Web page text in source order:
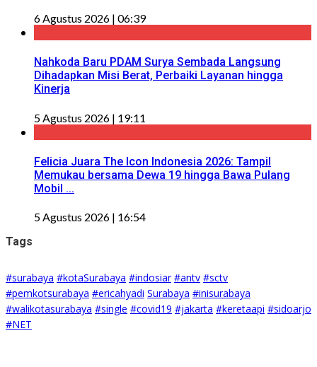
6 Agustus 2026 | 06:39
Nahkoda Baru PDAM Surya Sembada Langsung
Dihadapkan Misi Berat, Perbaiki Layanan hingga
Kinerja
5 Agustus 2026 | 19:11
Felicia Juara The Icon Indonesia 2026: Tampil
Memukau bersama Dewa 19 hingga Bawa Pulang
Mobil ...
5 Agustus 2026 | 16:54
Tags
#surabaya #kotaSurabaya #indosiar #antv #sctv
#pemkotsurabaya #ericahyadi Surabaya #inisurabaya
#walikotasurabaya #single #covid19 #jakarta #keretaapi #sidoarjo
#NET